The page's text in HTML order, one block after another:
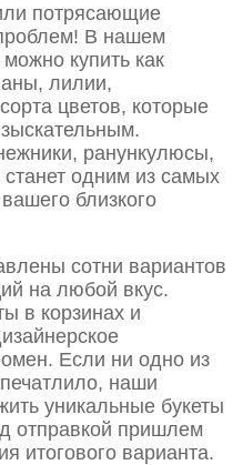
потрясающие
В нашем
купить как
лилии,
цветов, которые
ранункулюсы,
одним из самых
близкого
сотни вариантов
на любой вкус.
в корзинах и
Если ни одно из
наши
уникальные букеты
отправкой пришлем
итогового варианта.